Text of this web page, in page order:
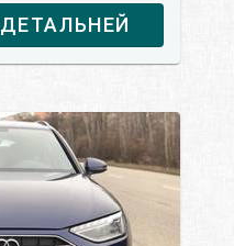
ДЕТАЛЬНЕЙ